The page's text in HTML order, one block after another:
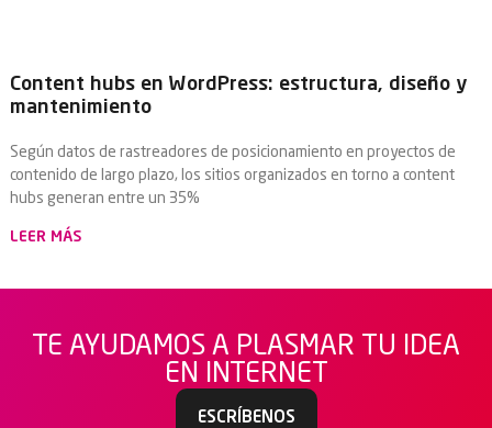
Content hubs en WordPress: estructura, diseño y
mantenimiento
Según datos de rastreadores de posicionamiento en proyectos de
contenido de largo plazo, los sitios organizados en torno a content
hubs generan entre un 35%
LEER MÁS
TE AYUDAMOS A PLASMAR TU IDEA
EN INTERNET
ESCRÍBENOS